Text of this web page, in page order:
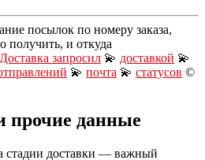
посылок по номеру заказа,
и откуда
Доставка запросил 💫 доставкой 💫
💫 почта 💫 статусов ©
прочие данные
стадии доставки — важный